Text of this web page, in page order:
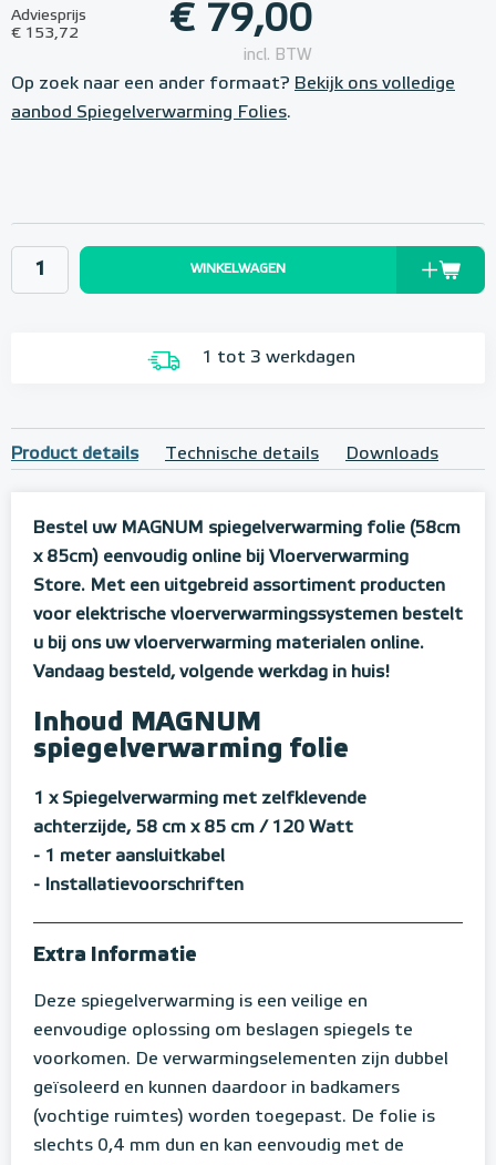
Adviesprijs
€ 153,72
€ 79,00
incl. BTW
Op zoek naar een ander formaat? Bekijk ons volledige
aanbod Spiegelverwarming Folies.
WINKELWAGEN
1 tot 3 werkdagen
Product details Technische details Downloads
Bestel uw MAGNUM spiegelverwarming folie (58cm
x 85cm) eenvoudig online bij Vloerverwarming
Store. Met een uitgebreid assortiment producten
voor elektrische vloerverwarmingssystemen bestelt
u bij ons uw vloerverwarming materialen online.
Vandaag besteld, volgende werkdag in huis!
Inhoud MAGNUM
spiegelverwarming folie
1 x Spiegelverwarming met zelfklevende
achterzijde, 58 cm x 85 cm / 120 Watt
- 1 meter aansluitkabel
- Installatievoorschriften
Extra Informatie
Deze spiegelverwarming is een veilige en
eenvoudige oplossing om beslagen spiegels te
voorkomen. De verwarmingselementen zijn dubbel
geïsoleerd en kunnen daardoor in badkamers
(vochtige ruimtes) worden toegepast. De folie is
slechts 0,4 mm dun en kan eenvoudig met de